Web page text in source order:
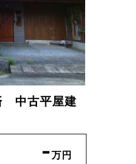
中古平屋建
-万円